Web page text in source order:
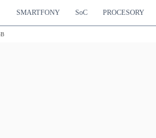
SMARTFONY SoC PROCESORY